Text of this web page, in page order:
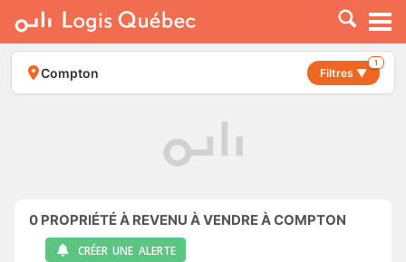
À LOUER
À VENDRE
PLACER UNE ANNONCE
Compton Filtres ▼
1
0 PROPRIÉTÉ À REVENU À VENDRE À COMPTON
CRÉER UNE ALERTE